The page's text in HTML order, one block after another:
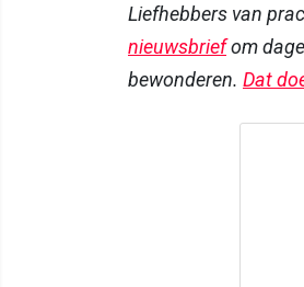
Liefhebbers van
nieuwsbriefom
bewonderen. Dat